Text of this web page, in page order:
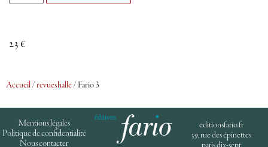
23€
Accueil/revueshalle/ Fario 3
Mentions légales
Politique de confidentialité
Nous contacter
editionsfario.fr
39, rue des épinettes